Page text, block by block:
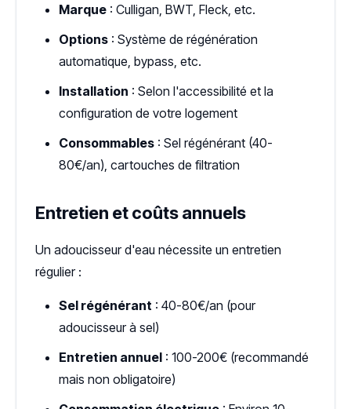
Marque : Culligan, BWT, Fleck, etc.
Options : Système de régénération
automatique, bypass, etc.
Installation : Selon l'accessibilité et la
configuration de votre logement
Consommables : Sel régénérant (40-
80€/an), cartouches de filtration
Entretien et coûts annuels
Un adoucisseur d'eau nécessite un entretien
régulier :
Sel régénérant : 40-80€/an (pour
adoucisseur à sel)
Entretien annuel : 100-200€ (recommandé
mais non obligatoire)